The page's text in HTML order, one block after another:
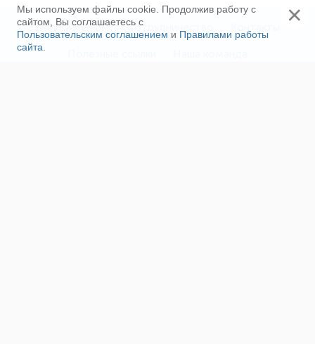
Напишите нам Сотрудничество
Мы используем файлы cookie. Продолжив работу с
сайтом, Вы соглашаетесь с
Пользовательским соглашением и Правилами работы
сайта
×